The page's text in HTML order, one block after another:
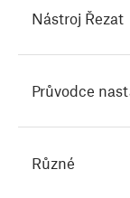
Nástroj Řezat
Průvodce
Různé